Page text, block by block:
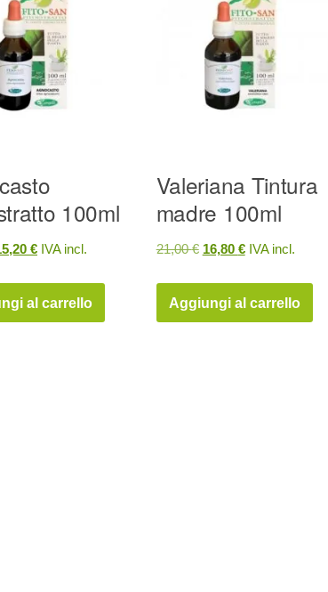
100ml
€Il
attuale
è:
IVA incl.
al carrello
Valeriana Tintura
madre 100ml
21,00€ Il
originale
era:
16,80 €Il
attuale
è:
IVA incl.
Aggiungi al carrello